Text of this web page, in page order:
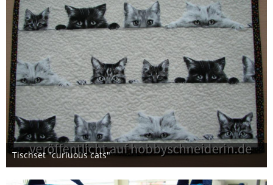
Tischset "curiuous cats"
7. Februar 2015